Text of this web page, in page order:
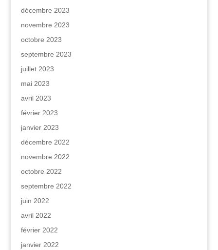
décembre 2023
novembre 2023
octobre 2023
septembre 2023
juillet 2023
mai 2023
avril 2023
février 2023
janvier 2023
décembre 2022
novembre 2022
octobre 2022
septembre 2022
juin 2022
avril 2022
février 2022
janvier 2022